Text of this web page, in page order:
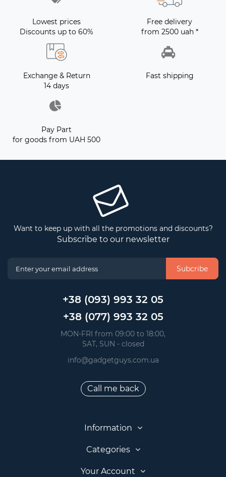
Lowest prices
Discounts up to 60%
Free delivery
from 2500 uah *
Exchange & Return
14 days
Fast shipping
Pay Part
for goods from UAH 500
Want to keep up with all the promotions and discounts?
Subscribe to our newsletter
Subcribe
+38 (093) 993 32 05
+38 (077) 993 32 05
MON-FRI from 09:00 to 18:00,
SAT, SUN - closed
info@gadgetguys.com.ua
Call me back
Information
Categories
Your Account